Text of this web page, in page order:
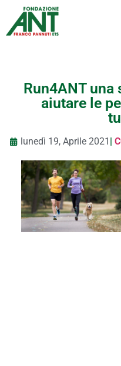
Run4ANT
aiutare le
lunedì 19, Aprile 2021 |